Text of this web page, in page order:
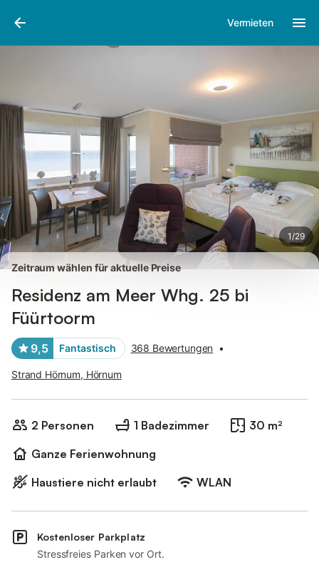
Vermieten
1/29
Bilder
Zeitraum wählen für aktuelle Preise
Residenz am Meer Whg. 25 bi
Füürtoorm
9,5 Fantastisch 368 Bewertungen •
Strand Hörnum, Hörnum
2 Personen 1 Badezimmer
30 m²
Ganze Ferienwohnung
Haustiere nicht erlaubt
WLAN
Kostenloser Parkplatz
Stressfreies Parken vor Ort.